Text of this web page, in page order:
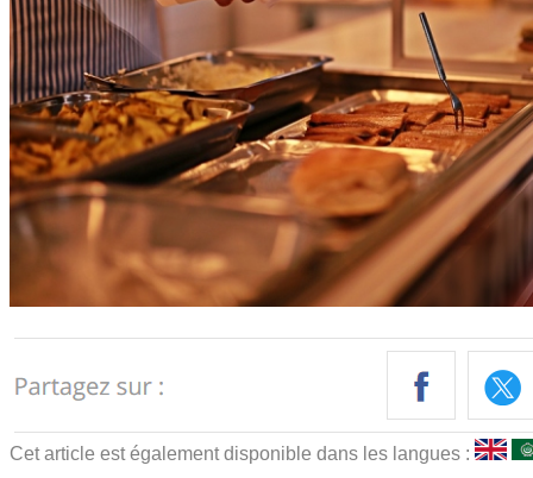
Cet article est également disponible dans les langues :